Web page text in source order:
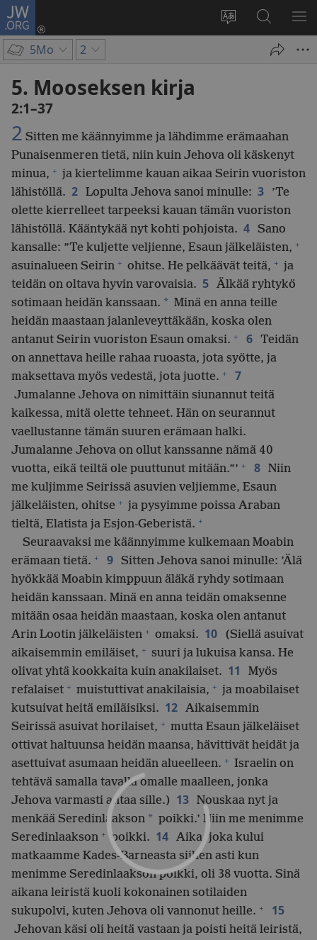
JW.ORG
Vaihda
Kirjaudu
(avaa
Hae
JW.ORG-
sivustolta
5Mo 2
5. Mooseksen kirja
2:1–37
2 Sitten me käännyimme ja lähdimme erämaahan
Punaisenmeren tietä, niin kuin Jehova oli käskenyt
minua, + ja kiertelimme kauan aikaa Seirin vuoriston
lähistöllä. 2 Lopulta Jehova sanoi minulle: 3
’Te
olette kierrelleet tarpeeksi kauan tämän vuoriston
lähistöllä. Kääntykää nyt kohti pohjoista. 4 Sano
kansalle: ”Te kuljette veljienne, Esaun jälkeläisten, +
asuinalueen Seirin + ohitse. He pelkäävät teitä, + ja
teidän on oltava hyvin varovaisia. 5 Älkää ryhtykö
sotimaan heidän kanssaan. * Minä en anna teille
heidän maastaan jalanleveyttäkään, koska olen
antanut Seirin vuoriston Esaun omaksi. + 6 Teidän
on annettava heille rahaa ruoasta, jota syötte, ja
maksettava myös vedestä, jota juotte. + 7
Jumalanne Jehova on nimittäin siunannut teitä
kaikessa, mitä olette tehneet. Hän on seurannut
vaellustanne tämän suuren erämaan halki.
Jumalanne Jehova on ollut kanssanne nämä 40
vuotta, eikä teiltä ole puuttunut mitään.”’ + 8 Niin
me kuljimme Seirissä asuvien veljiemme, Esaun
jälkeläisten, ohitse + ja pysyimme poissa Araban
tieltä, Elatista ja Esjon-Geberistä. +
Seuraavaksi me käännyimme kulkemaan Moabin
erämaan tietä. + 9 Sitten Jehova sanoi minulle: ’Älä
hyökkää Moabin kimppuun äläkä ryhdy sotimaan
heidän kanssaan. Minä en anna teidän omaksenne
mitään osaa heidän maastaan, koska olen antanut
Arin Lootin jälkeläisten + omaksi. 10
(Siellä asuivat
aikaisemmin emiläiset, + suuri ja lukuisa kansa. He
olivat yhtä kookkaita kuin anakilaiset. 11
Myös
refalaiset + muistuttivat anakilaisia, + ja moabilaiset
kutsuivat heitä emiläisiksi. 12 Aikaisemmin
Seirissä asuivat horilaiset, + mutta Esaun jälkeläiset
ottivat haltuunsa heidän maansa, hävittivät heidät ja
asettuivat asumaan heidän alueelleen. + Israelin on
tehtävä samalla tavalla omalle maalleen, jonka
Jehova varmasti antaa sille.) 13 Nouskaa nyt ja
menkää Seredinlaakson * poikki.’ Niin me menimme
Seredinlaakson + poikki. 14 Aika, joka kului
matkaamme Kades-Barneasta siihen asti kun
menimme Seredinlaakson poikki, oli 38 vuotta. Sinä
aikana leiristä kuoli kokonainen sotilaiden
sukupolvi, kuten Jehova oli vannonut heille. + 15
Jehovan käsi oli heitä vastaan ja poisti heitä leiristä,